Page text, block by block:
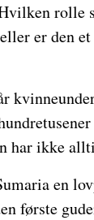
er den
har ikke
en
første